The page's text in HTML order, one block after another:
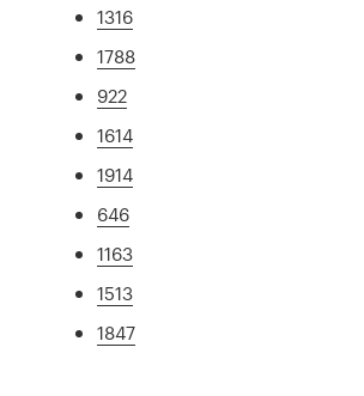
1316
1788
922
1614
1914
646
1163
1513
1847